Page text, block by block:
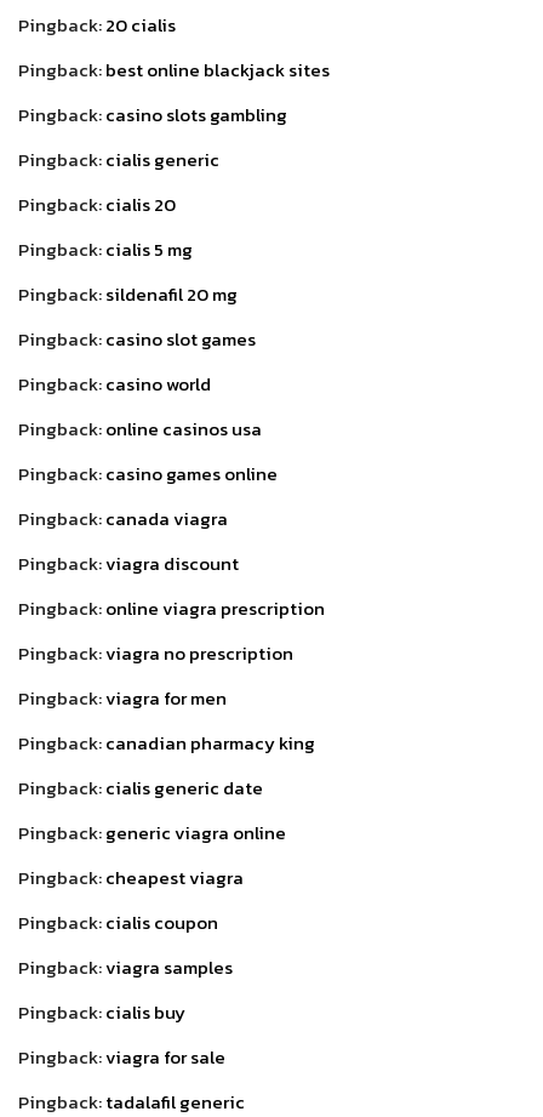
Pingback:20 cialis
Pingback:best online blackjack sites
Pingback:casino slots gambling
Pingback:cialis generic
Pingback:cialis 20
Pingback:cialis 5 mg
Pingback:sildenafil 20 mg
Pingback:casino slot games
Pingback:casino world
Pingback:online casinos usa
Pingback:casino games online
Pingback:canada viagra
Pingback:viagra discount
Pingback:online viagra prescription
Pingback:viagra no prescription
Pingback:viagra for men
Pingback:canadian pharmacy king
Pingback:cialis generic date
Pingback:generic viagra online
Pingback:cheapest viagra
Pingback:cialis coupon
Pingback:viagra samples
Pingback:cialis buy
Pingback:viagra for sale
Pingback:tadalafil generic